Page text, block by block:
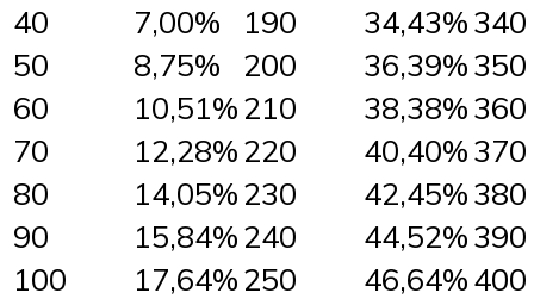
40
7,00% 190 34,43%340
50
8,75% 200 36,39%350
60
10,51%210 38,38%360
70
12,28%220 40,40%370
80
14,05%230 42,45%380
90
15,84%240 44,52%390
100
17,64%250 46,64%400